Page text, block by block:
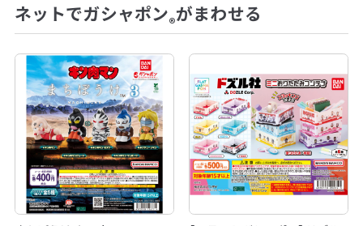
ネットでガシャポン®がまわせる